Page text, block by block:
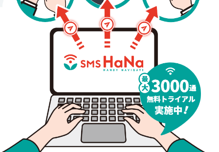
会社情報
資料請求 お問い合わせ